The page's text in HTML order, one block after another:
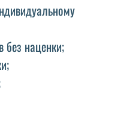
без наценки;